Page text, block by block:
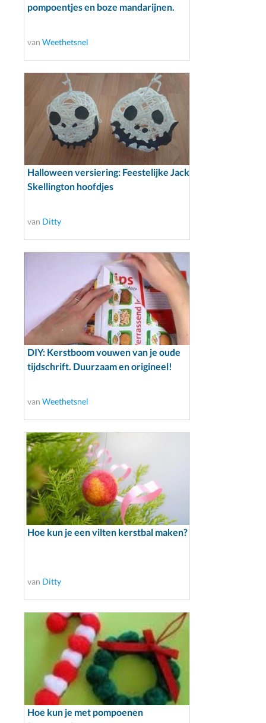
pompoentjes en boze mandarijnen.
van Weethetsnel
Halloween versiering: Feestelijke Jack
Skellington hoofdjes
van Ditty
DIY: Kerstboom vouwen van je oude
tijdschrift. Duurzaam en origineel!
van Weethetsnel
Hoe kun je een vilten kerstbal maken?
van Ditty
Hoe kun je met pompoenen